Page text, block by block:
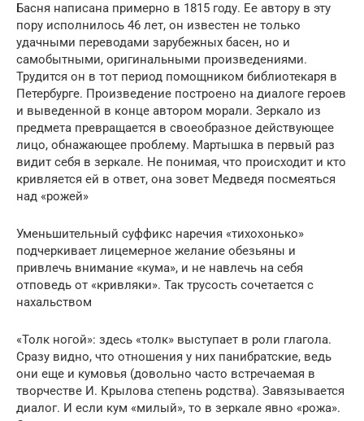
Басня написана примерно в 1815 году. Ее автору в эту
пору исполнилось 46 лет, он известен не только
удачными переводами зарубежных басен, но и
самобытными, оригинальными произведениями.
Трудится он в тот период помощником библиотекаря в
Петербурге. Произведение построено на диалоге героев
и выведенной в конце автором морали. Зеркало из
предмета превращается в своеобразное действующее
лицо, обнажающее проблему. Мартышка в первый раз
видит себя в зеркале. Не понимая, что происходит и кто
кривляется ей в ответ, она зовет Медведя посмеяться
над «рожей»
Уменьшительный суффикс наречия «тихохонько»
подчеркивает лицемерное желание обезьяны и
привлечь внимание «кума», и не навлечь на себя
отповедь от «кривляки». Так трусость сочетается с
нахальством
«Толк ногой»: здесь «толк» выступает в роли глагола.
Сразу видно, что отношения у них панибратские, ведь
они еще и кумовья (довольно часто встречаемая в
творчестве И. Крылова степень родства). Завязывается
диалог. И если кум «милый», то в зеркале явно «рожа».